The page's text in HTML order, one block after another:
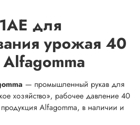
для
урожая 40
— промышленный рукав для
хозяйство», рабочее давление 40
Alfagomma, в наличии и